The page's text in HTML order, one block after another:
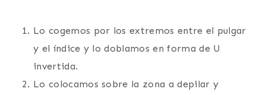
Lo cogemos por los extremos entre el pulgar
y el índice y lo doblamos en forma de U
invertida.
Lo colocamos sobre la zona a depilar y